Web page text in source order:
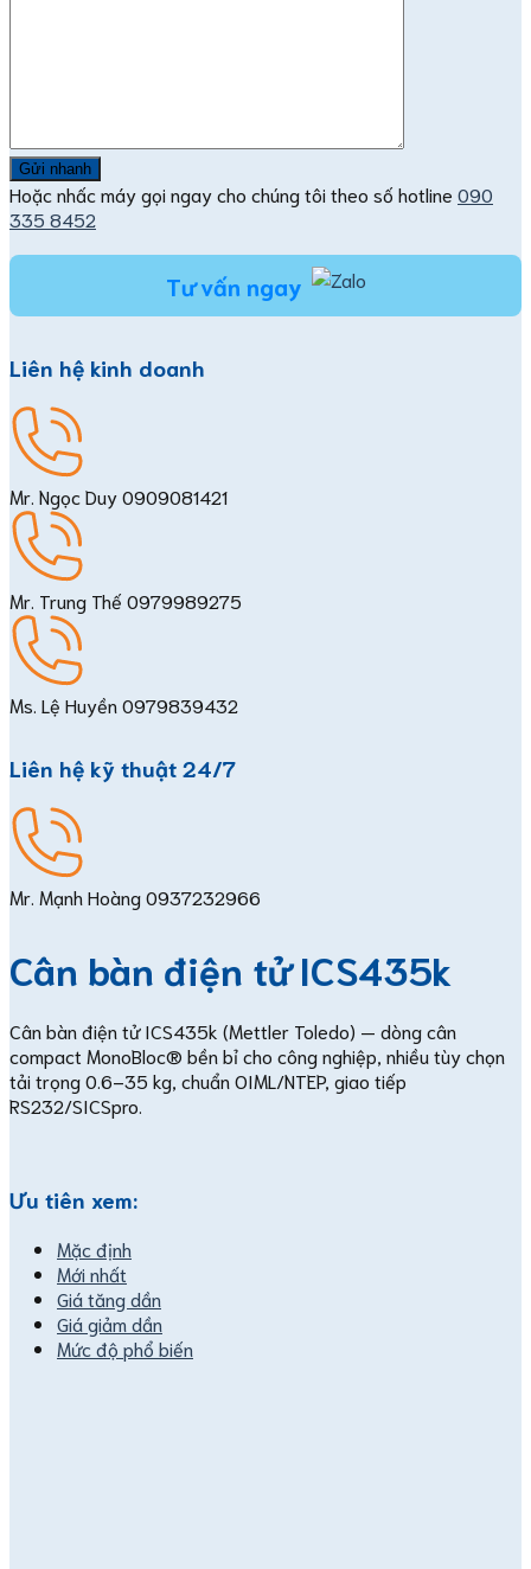
Hoặc nhấc máy gọi ngay cho chúng tôi theo số hotline 090
335 8452
Tư vấn ngay
Liên hệ kinh doanh
Mr. Ngọc Duy0909081421
Mr. Trung Thế 0979989275
Ms. Lệ Huyền 0979839432
Liên hệ kỹ thuật 24/7
Mr. Mạnh Hoàng0937232966
Cân bàn điện tử ICS435k
Cân bàn điện tử ICS435k (Mettler Toledo) — dòng cân
compact MonoBloc® bền bỉ cho công nghiệp, nhiều tùy chọn
tải trọng 0.6–35 kg, chuẩn OIML/NTEP, giao tiếp
RS232/SICSpro.
Ưu tiên xem:
Mặc định
Mới nhất
Giá tăng dần
Giá giảm dần
Mức độ phổ biến